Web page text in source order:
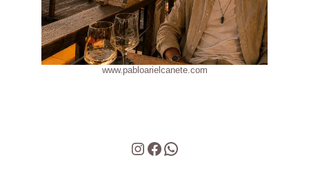
www.pabloarielcanete.com
Instagram
Facebook
WhatsApp